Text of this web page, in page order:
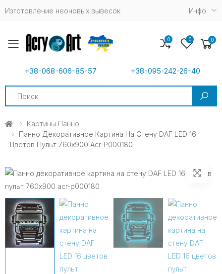
Изготовление неоновых вывесок Инфо
Toggle mobile menu
+38-068-606-85-57 +38-095-242-26-40
0 0 0
Картины Панно
Панно Декоративное Картина На Стену DAF LED 16
Цветов Пульт 760х900 Acr-P000180